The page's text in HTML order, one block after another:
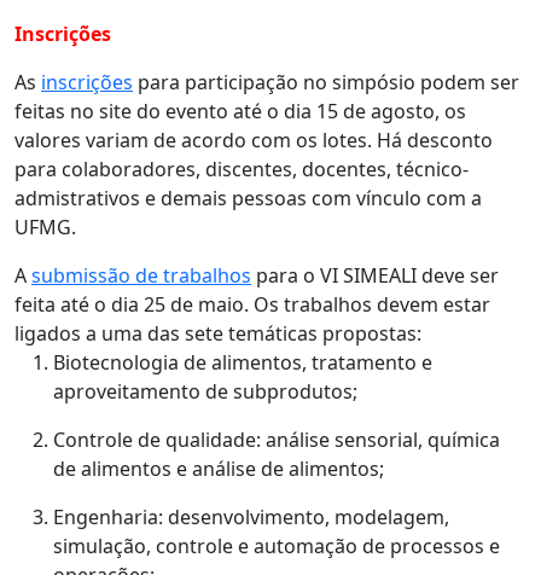
Inscrições
As inscrições para participação no simpósio podem ser
feitas no site do evento até o dia 15 de agosto, os
valores variam de acordo com os lotes. Há desconto
para colaboradores, discentes, docentes, técnico-
admistrativos e demais pessoas com vínculo com a
UFMG.
Asubmissão de trabalhos para o VI SIMEALI deve ser
feita até o dia 25 de maio. Os trabalhos devem estar
ligados a uma das sete temáticas propostas:
Biotecnologia de alimentos, tratamento e
aproveitamento de subprodutos;
Controle de qualidade: análise sensorial, química
de alimentos e análise de alimentos;
Engenharia: desenvolvimento, modelagem,
simulação, controle e automação de processos e